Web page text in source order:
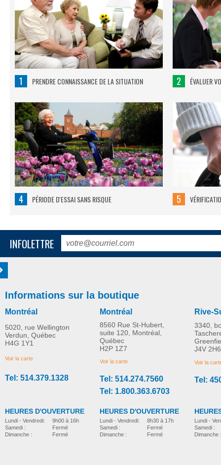
1 PRENDRE CONNAISSANCE DE LA SITUATION 2 ÉVALUER
4 PÉRIODE D'ESSAI SANS RISQUE 5
INFOLETTRE
Informations sur la boutique
Montréal
5020, rue Wellington
Verdun, Québec
H4G 1Y1
Voir la carte
Tel: 514.379.1328
HEURES D'OUVERTURE
Lundi - Vendredi:
Samedi :
Dimanche :
9h00 à 16h
Fermé
Fermé
Montréal
8560 Rue St-Hubert,
suite 120, Montréal,
Québec
H2P 1Z7
Voir la carte
Tel: 514.274.7560
Tel: 1.800.363.6703
HEURES D'OUVERTURE
Lundi - Vendredi:
Samedi :
Dimanche :
8h30 à 17h
Fermé
Fermé
Rive-
3340,
J4V 2H6
Voir la
Tel:
Lundi -
Samedi :
Dimanche :